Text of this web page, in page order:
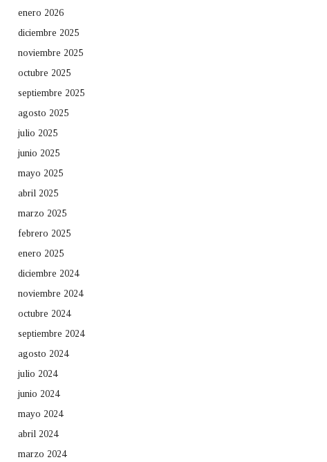
enero 2026
diciembre 2025
noviembre 2025
octubre 2025
septiembre 2025
agosto 2025
julio 2025
junio 2025
mayo 2025
abril 2025
marzo 2025
febrero 2025
enero 2025
diciembre 2024
noviembre 2024
octubre 2024
septiembre 2024
agosto 2024
julio 2024
junio 2024
mayo 2024
abril 2024
marzo 2024